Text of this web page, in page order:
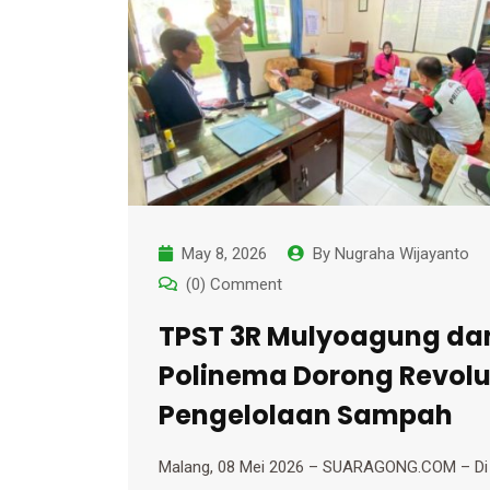
May 8, 2026 By Nugraha Wijayanto
(0) Comment
TPST 3R Mulyoagung
Polinema Dorong
Pengelolaan Sampah
Malang, 08 Mei 2026 – SUARAGONG.COM – Di